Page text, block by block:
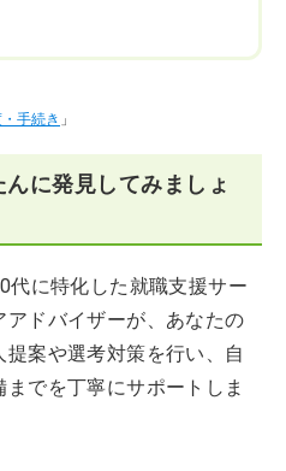
手続き 」
に発見してみましょ
代に特化した就職支援サー
アドバイザーが、あなたの
案や選考対策を行い、自
でを丁寧にサポートしま